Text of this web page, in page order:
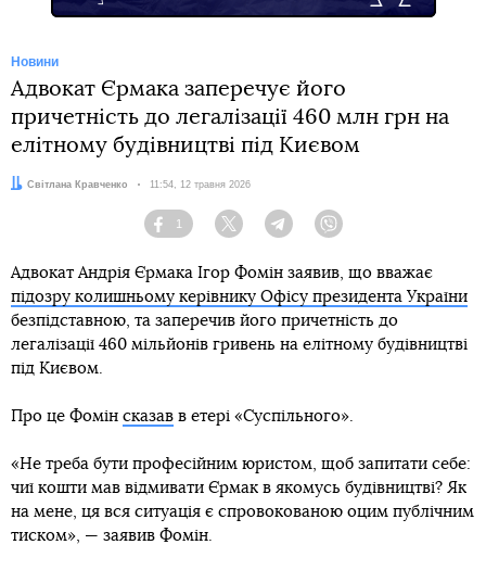
Новини
Адвокат Єрмака заперечує його
причетність до легалізації 460 млн грн на
елітному будівництві під Києвом
Автор:
Світлана Кравченко Дата:
11:54, 12 травня 2026
Facebook
1
Twitter TelegramViber
Адвокат Андрія Єрмака Ігор Фомін заявив, що вважає
підозру колишньому керівнику Офісу президента України
безпідставною, та заперечив його причетність до
легалізації 460 мільйонів гривень на елітному будівництві
під Києвом.
Про це Фомін сказав в етері «Суспільного».
«Не треба бути професійним юристом, щоб запитати себе:
чиї кошти мав відмивати Єрмак в якомусь будівництві? Як
на мене, ця вся ситуація є спровокованою оцим публічним
тиском», — заявив Фомін.